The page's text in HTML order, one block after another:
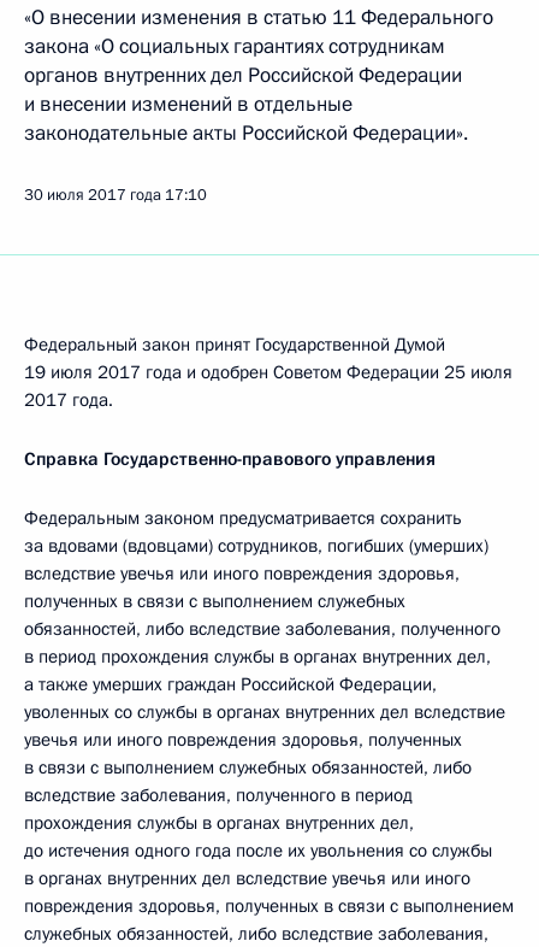
«О внесении изменения в статью 11 Федерального
закона «О социальных гарантиях сотрудникам
органов внутренних дел Российской Федерации
и внесении изменений в отдельные
законодательные акты Российской Федерации».
30 июля 2017 года 17:10
Федеральный закон принят Государственной Думой
19 июля 2017 года и одобрен Советом Федерации 25 июля
2017 года.
Справка Государственно-правового управления
Федеральным законом предусматривается сохранить
за вдовами (вдовцами) сотрудников, погибших (умерших)
вследствие увечья или иного повреждения здоровья,
полученных в связи с выполнением служебных
обязанностей, либо вследствие заболевания, полученного
в период прохождения службы в органах внутренних дел,
а также умерших граждан Российской Федерации,
уволенных со службы в органах внутренних дел вследствие
увечья или иного повреждения здоровья, полученных
в связи с выполнением служебных обязанностей, либо
вследствие заболевания, полученного в период
прохождения службы в органах внутренних дел,
до истечения одного года после их увольнения со службы
в органах внутренних дел вследствие увечья или иного
повреждения здоровья, полученных в связи с выполнением
служебных обязанностей, либо вследствие заболевания,